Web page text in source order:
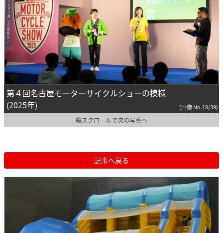
第４回名古屋モーターサイクルショーの模様
(2025年)
(画像 No.18/39)
縦スクロールで次の写真へ
記事へ戻る